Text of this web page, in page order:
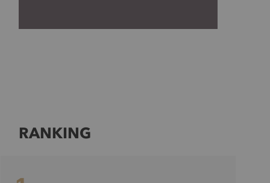
RANKING